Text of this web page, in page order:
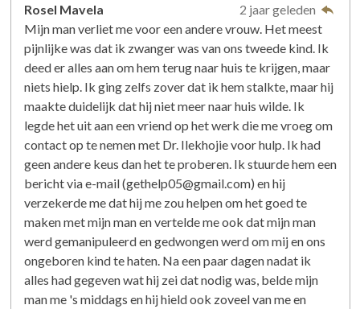
Rosel Mavela
2 jaar geleden
Mijn man verliet me voor een andere vrouw. Het meest
pijnlijke was dat ik zwanger was van ons tweede kind. Ik
deed er alles aan om hem terug naar huis te krijgen, maar
niets hielp. Ik ging zelfs zover dat ik hem stalkte, maar hij
maakte duidelijk dat hij niet meer naar huis wilde. Ik
legde het uit aan een vriend op het werk die me vroeg om
contact op te nemen met Dr. Ilekhojie voor hulp. Ik had
geen andere keus dan het te proberen. Ik stuurde hem een
​​bericht via e-mail (gethelp05@gmail.com) en hij
verzekerde me dat hij me zou helpen om het goed te
maken met mijn man en vertelde me ook dat mijn man
werd gemanipuleerd en gedwongen werd om mij en ons
ongeboren kind te haten. Na een paar dagen nadat ik
alles had gegeven wat hij zei dat nodig was, belde mijn
man me 's middags en hij hield ook zoveel van me en